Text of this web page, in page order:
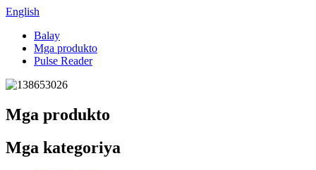
English
Balay
Mga produkto
Pulse Reader
Mga produkto
Mga kategoriya